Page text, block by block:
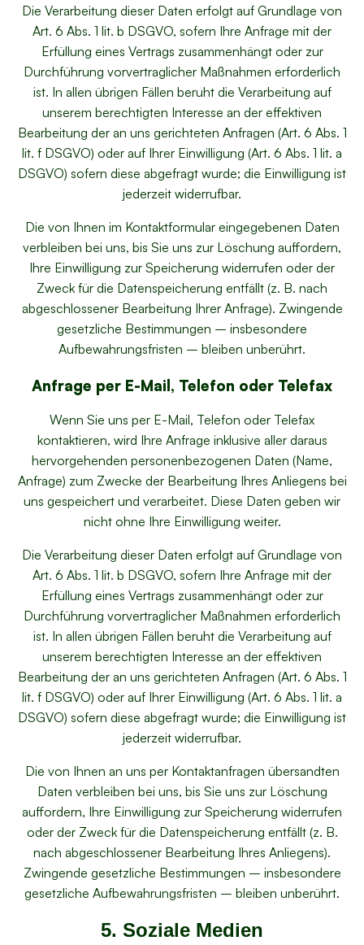
Die Verarbeitung dieser Daten erfolgt auf Grundlage von
Art. 6 Abs. 1 lit. b DSGVO, sofern Ihre Anfrage mit der
Erfüllung eines Vertrags zusammenhängt oder zur
Durchführung vorvertraglicher Maßnahmen erforderlich
ist. In allen übrigen Fällen beruht die Verarbeitung auf
unserem berechtigten Interesse an der effektiven
Bearbeitung der an uns gerichteten Anfragen (Art. 6 Abs. 1
lit. f DSGVO) oder auf Ihrer Einwilligung (Art. 6 Abs. 1 lit. a
DSGVO) sofern diese abgefragt wurde; die Einwilligung ist
jederzeit widerrufbar.
Die von Ihnen im Kontaktformular eingegebenen Daten
verbleiben bei uns, bis Sie uns zur Löschung auffordern,
Ihre Einwilligung zur Speicherung widerrufen oder der
Zweck für die Datenspeicherung entfällt (z. B. nach
abgeschlossener Bearbeitung Ihrer Anfrage). Zwingende
gesetzliche Bestimmungen – insbesondere
Aufbewahrungsfristen – bleiben unberührt.
Anfrage per E-Mail, Telefon oder Telefax
Wenn Sie uns per E-Mail, Telefon oder Telefax
kontaktieren, wird Ihre Anfrage inklusive aller daraus
hervorgehenden personenbezogenen Daten (Name,
Anfrage) zum Zwecke der Bearbeitung Ihres Anliegens bei
uns gespeichert und verarbeitet. Diese Daten geben wir
nicht ohne Ihre Einwilligung weiter.
Die Verarbeitung dieser Daten erfolgt auf Grundlage von
Art. 6 Abs. 1 lit. b DSGVO, sofern Ihre Anfrage mit der
Erfüllung eines Vertrags zusammenhängt oder zur
Durchführung vorvertraglicher Maßnahmen erforderlich
ist. In allen übrigen Fällen beruht die Verarbeitung auf
unserem berechtigten Interesse an der effektiven
Bearbeitung der an uns gerichteten Anfragen (Art. 6 Abs. 1
lit. f DSGVO) oder auf Ihrer Einwilligung (Art. 6 Abs. 1 lit. a
DSGVO) sofern diese abgefragt wurde; die Einwilligung ist
jederzeit widerrufbar.
Die von Ihnen an uns per Kontaktanfragen übersandten
Daten verbleiben bei uns, bis Sie uns zur Löschung
auffordern, Ihre Einwilligung zur Speicherung widerrufen
oder der Zweck für die Datenspeicherung entfällt (z. B.
nach abgeschlossener Bearbeitung Ihres Anliegens).
Zwingende gesetzliche Bestimmungen – insbesondere
gesetzliche Aufbewahrungsfristen – bleiben unberührt.
5. Soziale Medien